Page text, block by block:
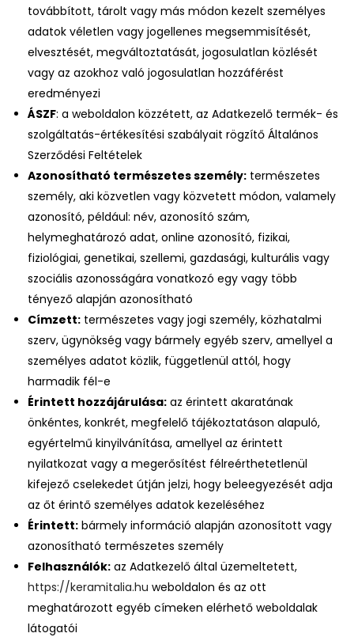
továbbított, tárolt vagy más módon kezelt személyes
adatok véletlen vagy jogellenes megsemmisítését,
elvesztését, megváltoztatását, jogosulatlan közlését
vagy az azokhoz való jogosulatlan hozzáférést
eredményezi
ÁSZF: a weboldalon közzétett, az Adatkezelő termék- és
szolgáltatás-értékesítési szabályait rögzítő Általános
Szerződési Feltételek
Azonosítható természetes személy: természetes
személy, aki közvetlen vagy közvetett módon, valamely
azonosító, például: név, azonosító szám,
helymeghatározó adat, online azonosító, fizikai,
fiziológiai, genetikai, szellemi, gazdasági, kulturális vagy
szociális azonosságára vonatkozó egy vagy több
tényező alapján azonosítható
Címzett: természetes vagy jogi személy, közhatalmi
szerv, ügynökség vagy bármely egyéb szerv, amellyel a
személyes adatot közlik, függetlenül attól, hogy
harmadik fél-e
Érintett hozzájárulása: az érintett akaratának
önkéntes, konkrét, megfelelő tájékoztatáson alapuló,
egyértelmű kinyilvánítása, amellyel az érintett
nyilatkozat vagy a megerősítést félreérthetetlenül
kifejező cselekedet útján jelzi, hogy beleegyezését adja
az őt érintő személyes adatok kezeléséhez
Érintett: bármely információ alapján azonosított vagy
azonosítható természetes személy
Felhasználók: az Adatkezelő által üzemeltetett,
https://keramitalia.hu weboldalon és az ott
meghatározott egyéb címeken elérhető weboldalak
látogatói